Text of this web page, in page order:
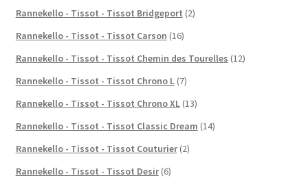
Rannekello - Tissot - Tissot Bridgeport (2)
Rannekello - Tissot - Tissot Carson (16)
Rannekello - Tissot - Tissot Chemin des Tourelles (12)
Rannekello - Tissot - Tissot Chrono L (7)
Rannekello - Tissot - Tissot Chrono XL (13)
Rannekello - Tissot - Tissot Classic Dream (14)
Rannekello - Tissot - Tissot Couturier (2)
Rannekello - Tissot - Tissot Desir (6)